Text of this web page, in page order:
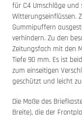
für C4 Umschläge
Witterungseinflüssen.
Gummipuffern
verhindern. Zu den
Zeitungsfach mit den
Tiefe 90 mm. Es ist
zum einseitigen
geschützt und leicht
Die Maße des
Breite), die der